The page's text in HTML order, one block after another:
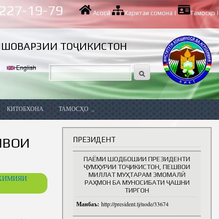
227-19-79 Асосӣ| Харитаи сомона | Тамосҳо|
ТОҶИКИСТОН
English
КИТОБХОНА ТАМОСҲО
ПРЕЗИДЕНТ
ПАЁМИ ШОДБОШИИ ПРЕЗИДЕНТИ
ҶУМҲУРИИ ТОҶИКИСТОН, ПЕШВОИ
МИЛЛАТ МУҲТАРАМ ЭМОМАЛӢ
РАҲМОН БА МУНОСИБАТИ ҶАШНИ
ТИРГОН
Манбаъ: http://president.tj/node/33674